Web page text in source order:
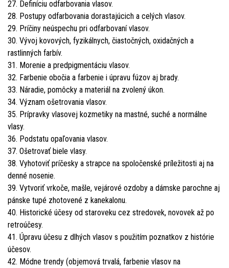
27. Definíciu odfarbovania vlasov.
28. Postupy odfarbovania dorastajúcich a celých vlasov.
29. Príčiny neúspechu pri odfarbovaní vlasov.
30. Vývoj kovových, fyzikálnych, čiastočných, oxidačných a
rastlinných farbív.
31. Morenie a predpigmentáciu vlasov.
32. Farbenie obočia a farbenie i úpravu fúzov aj brady.
33. Náradie, pomôcky a materiál na zvolený úkon.
34. Význam ošetrovania vlasov.
35. Prípravky vlasovej kozmetiky na mastné, suché a normálne
vlasy.
36. Podstatu opaľovania vlasov.
37. Ošetrovať biele vlasy.
38. Vyhotoviť príčesky a strapce na spoločenské príležitosti aj na
denné nosenie.
39. Vytvoriť vrkoče, mašle, vejárové ozdoby a dámske parochne aj
pánske tupé zhotovené z kanekalonu.
40. Historické účesy od staroveku cez stredovek, novovek až po
retroúčesy.
41. Úpravu účesu z dlhých vlasov s použitím poznatkov z histórie
účesov.
42. Módne trendy (objemová trvalá, farbenie vlasov na